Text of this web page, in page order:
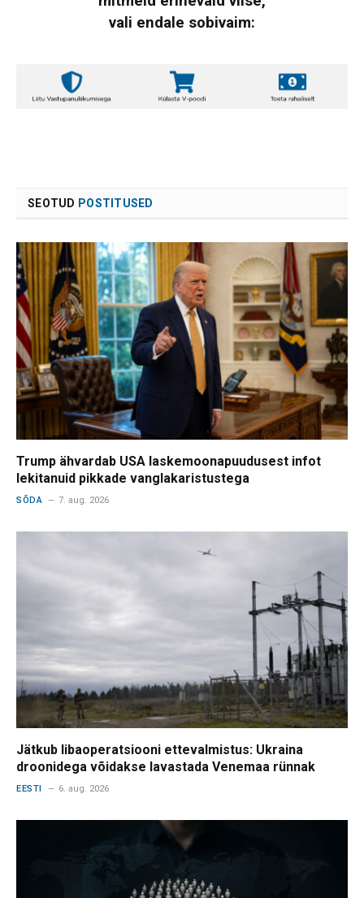
vali endale sobivaim:
SEOTUD POSTITUSED
Trump ähvardab USA laskemoonapuudusest infot
lekitanuid pikkade vanglakaristustega
SÕDA 7. aug. 2026
Jätkub libaoperatsiooni ettevalmistus: Ukraina
droonidega võidakse lavastada Venemaa rünnak
EESTI 6. aug. 2026